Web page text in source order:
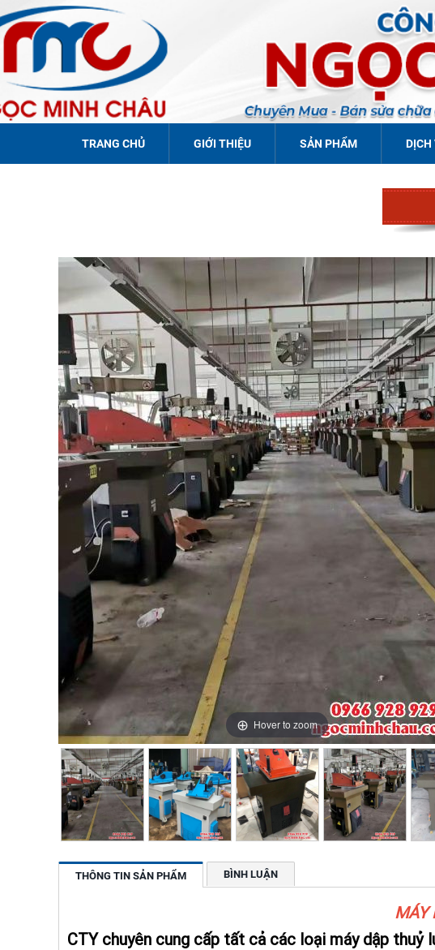
TRANG CHỦ GIỚI THIỆU SẢN PHẨM DỊCH
Hover to zoom
THÔNG TIN SẢN PHẨM BÌNH LUẬN
MÁY
CTY chuyên cung cấp tất cả các loại máy dập thuỷ